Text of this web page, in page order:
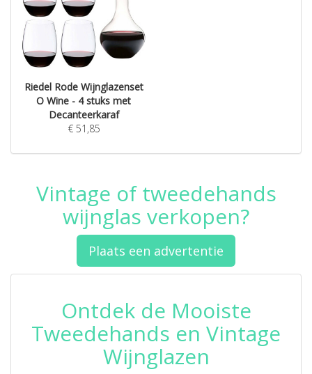
Riedel Rode Wijnglazenset
O Wine - 4 stuks met
Decanteerkaraf
€ 51,85
Vintage of tweedehands
wijnglas verkopen?
Plaats een advertentie
Ontdek de Mooiste
Tweedehands en Vintage
Wijnglazen